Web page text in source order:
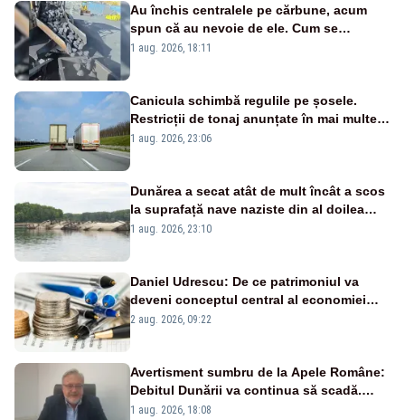
Au închis centralele pe cărbune, acum
spun că au nevoie de ele. Cum se
pasează vina în plină criză energetică
1 aug. 2026, 18:11
Canicula schimbă regulile pe șosele.
Restricții de tonaj anunțate în mai multe
județe
1 aug. 2026, 23:06
Dunărea a secat atât de mult încât a scos
la suprafață nave naziste din al doilea
război mondial
1 aug. 2026, 23:10
Daniel Udrescu: De ce patrimoniul va
deveni conceptul central al economiei
viitoare?
2 aug. 2026, 09:22
Avertisment sumbru de la Apele Române:
Debitul Dunării va continua să scadă.
Cernavodă s-ar putea închide în 4 zile
1 aug. 2026, 18:08